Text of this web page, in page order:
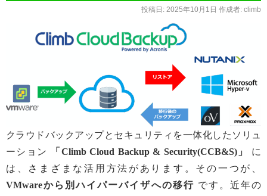
投稿日: 2025年10月1日 作成者: climb
クラウドバックアップとセキュリティを一体化したソリュ
ーション
「Climb Cloud Backup & Security(CCB&S)」
に
は、さまざまな活用方法があります。その一つが、
VMwareから別ハイパーバイザへの移行 です。近年の